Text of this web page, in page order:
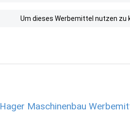
Um dieses Werbemittel nutzen zu
Hager Maschinenbau